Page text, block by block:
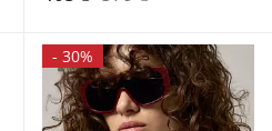
- 30%